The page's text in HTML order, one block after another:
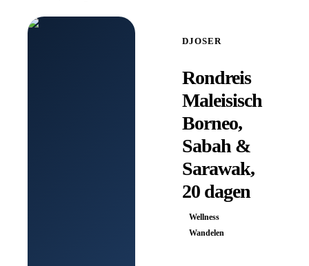
DJOSER
Rondreis
Maleisisch
Borneo,
Sabah &
Sarawak,
20 dagen
Wellness
Wandelen